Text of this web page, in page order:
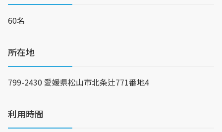
60名
所在地
799-2430 愛媛県松山市北条辻771番地4
利用時間